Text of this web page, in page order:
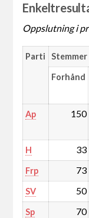
Oppslutning i
Parti Stemmer
Forhånd
Ap 150
H 33
Frp 73
SV 50
Sp 70